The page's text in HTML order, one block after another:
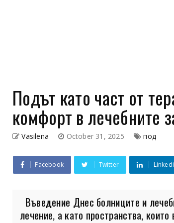
Подът като част от
комфорт в лечебните
Vasilena October 31, 2025 под
Facebook Twitter
Въведение Днес болниците и
лечение, а като пространства, които